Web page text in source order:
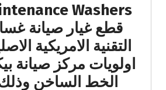
Washers
قطع غيار صيانة
التقنية الامريكية
اولويات مركز صيانة
الخط الساخن